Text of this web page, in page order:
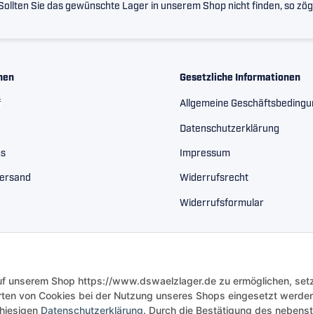
unserem Shop https://www.dswaelzlager.de zu ermöglichen,
von Cookies bei der Nutzung unseres Shops eingesetzt
Datenschutzerklärung. Durch die Bestätigung des
Sie das gewünschte Lager in unserem Shop nicht finden, so
Gesetzliche Informationen
Allgemeine
Datenschutzerklärung
Impressum
Widerrufsrecht
Widerrufsformular